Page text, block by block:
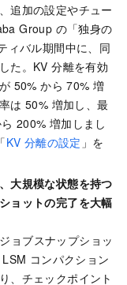
追加の設定やチュー
Group の「独身の
ィバル期間中に、同
た。KV 分離を有効
50% から 70% 増
は 50% 増加し、最
200% 増加しまし
KV 分離の設定 」を
大規模な状態を持つ
ョットの完了を大幅
ョブスナップショッ
コンパクション
、チェックポイント